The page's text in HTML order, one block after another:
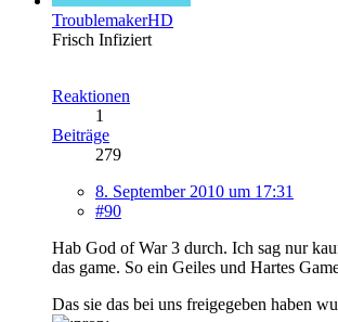
TroublemakerHD
Frisch Infiziert
Reaktionen
1
Beiträge
279
8. September 2010 um 17:31
#90
Hab God of War 3 durch. Ich sag nur
das game. So ein Geiles und Hartes
Das sie das bei uns freigegeben haben